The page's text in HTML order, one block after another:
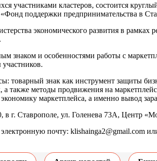
участниками кластеров, состоится
поддержки предпринимательства в
экономического развития в рамках
знаком и особенностями работы с
товарный знак как инструмент защиты
также методы продвижения на
маркетплейса, а именно вывод
в г. Ставрополе, ул. Голенева 73А, Центр
почту: klishainga2@gmail.com